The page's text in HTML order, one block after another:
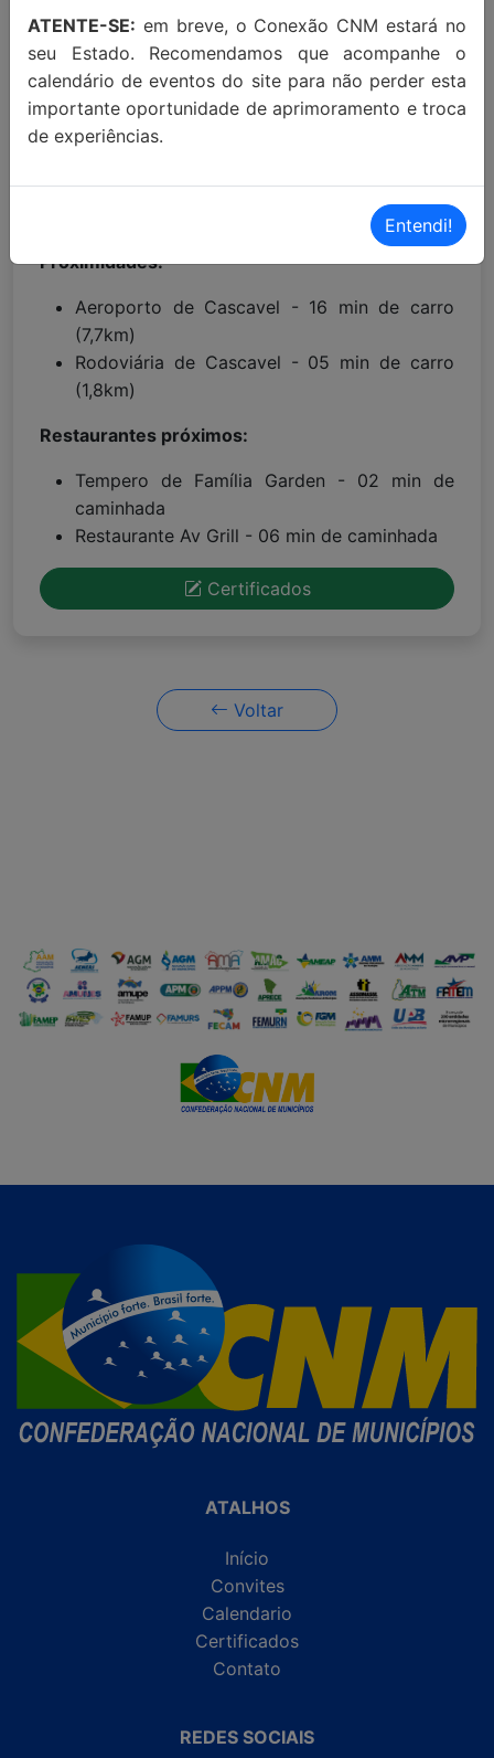
MAIORES INFORMAÇÕES:
Proximidades:
Aeroporto de Cascavel - 16 min de carro
(7,7km)
Rodoviária de Cascavel - 05 min de carro
(1,8km)
Restaurantes próximos:
Tempero de Família Garden - 02 min de
caminhada
Restaurante Av Grill - 06 min de caminhada
Certificados
Voltar
ATALHOS
Início
Convites
Calendario
Certificados
Contato
REDES SOCIAIS
ATENTE-SE: em breve, o Conexão CNM estará no
seu Estado. Recomendamos que acompanhe o
calendário de eventos do site para não perder esta
importante oportunidade de aprimoramento e troca
de experiências.
Entendi!